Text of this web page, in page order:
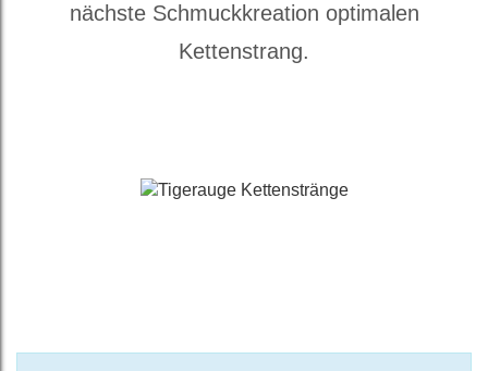
nächste Schmuckkreation optimalen
Kettenstrang.